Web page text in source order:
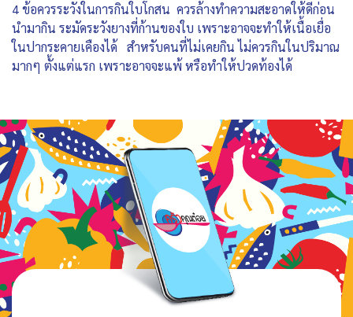
4 ข้อควรระวังในการกินใบโกสน ควรล้างทำความสะอาดให้ดีก่อน
นำมากิน ระมัดระวังยางที่ก้านของใบ เพราะอาจจะทำให้เนื้อเยื่อ
ในปากระคายเคืองได้ สำหรับคนที่ไม่เคยกิน ไม่ควรกินในปริมาณ
มากๆ ตั้งแต่แรก เพราะอาจจะแพ้ หรือทำให้ปวดท้องได้